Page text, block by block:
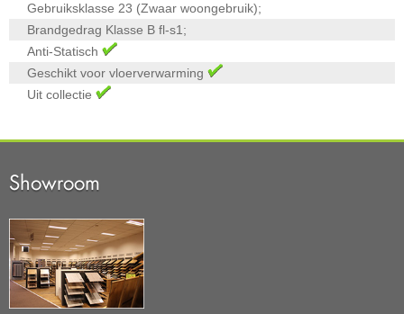
Gebruiksklasse 23 (Zwaar woongebruik);
Brandgedrag Klasse B fl-s1;
Anti-Statisch
Geschikt voor vloerverwarming
Uit collectie
Showroom